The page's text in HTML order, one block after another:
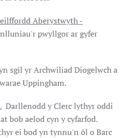
Aberystwyth -
pwyllgor ar gyfer
sgil yr Archwiliad Diogelwch a
Uppingham.
Darllenodd y Clerc lythyr oddi
bob aelod cyn y cyfarfod.
ei bod yn tynnu'n ôl o Barc